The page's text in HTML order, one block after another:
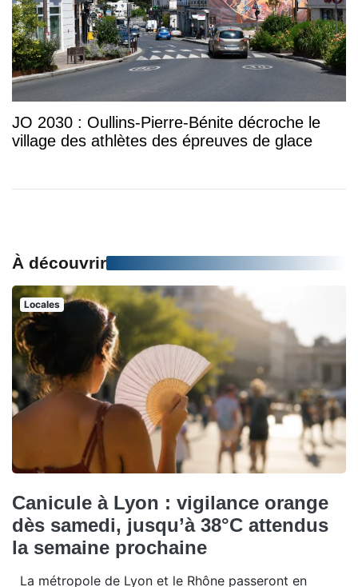
JO 2030 : Oullins-Pierre-Bénite décroche le
village des athlètes des épreuves de glace
À découvrir
Locales
Canicule à Lyon : vigilance orange
dès samedi, jusqu’à 38°C attendus
la semaine prochaine
La métropole de Lyon et le Rhône passeront en